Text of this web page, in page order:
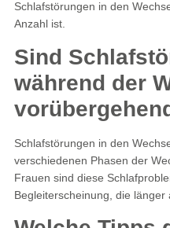
Schlafstörungen in den
Anzahl ist.
Sind
während der
Schlafstörungen in den
verschiedenen Phasen der
Frauen sind diese
Begleiterscheinung, die länger